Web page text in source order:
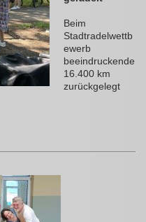
Beim
Stadtradelwettb
ewerb
beeindruckende
16.400 km
zurückgelegt